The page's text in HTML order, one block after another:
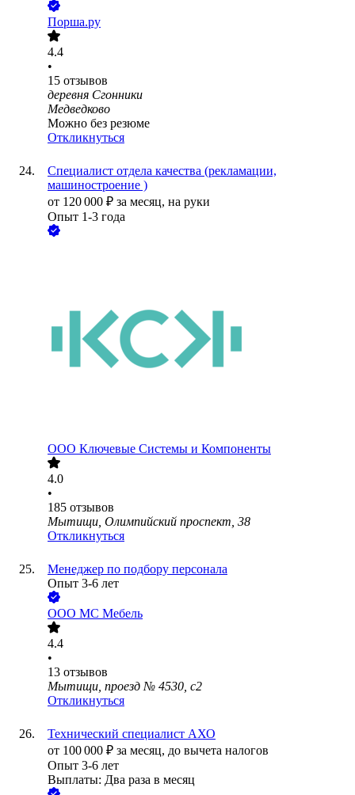
Порша.ру
4.4
•
15 отзывов
деревня Сгонники
Медведково
Можно без резюме
Откликнуться
Специалист отдела качества (рекламации,
машиностроение )
от 120 000 ₽ за месяц, на руки
Опыт 1-3 года
ООО Ключевые Системы и Компоненты
4.0
•
185 отзывов
Мытищи, Олимпийский проспект, 38
Откликнуться
Менеджер по подбору персонала
Опыт 3-6 лет
ООО МС Мебель
4.4
•
13 отзывов
Мытищи, проезд № 4530, с2
Откликнуться
Технический специалист АХО
от 100 000 ₽ за месяц, до вычета налогов
Опыт 3-6 лет
Выплаты: Два раза в месяц